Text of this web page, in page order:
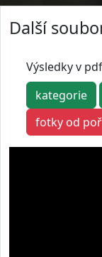
Další
Výsledky v
kategorie
fotky od